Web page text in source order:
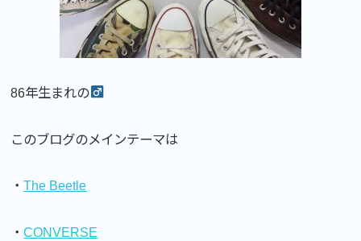
86年生まれの
このブログのメインテーマは
・The Beetle
・CONVERSE